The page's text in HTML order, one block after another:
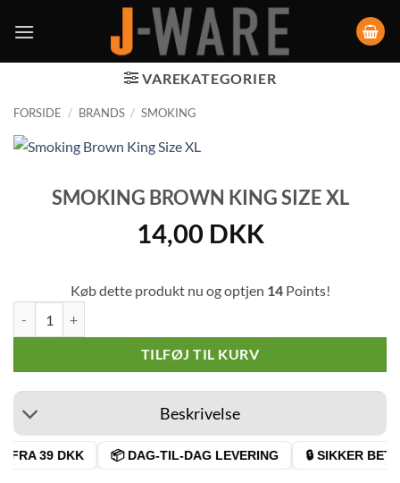
VAREKATEGORIER
FORSIDE / BRANDS / SMOKING
SMOKING BROWN KING SIZE XL
14,00 DKK
Køb dette produkt nu og optjen 14Points!
TILFØJ TIL KURV
Beskrivelse
39 DKK 📦 DAG-TIL-DAG LEVERING 🔒 SIKKER